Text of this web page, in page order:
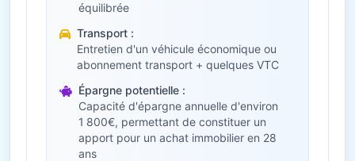
équilibrée
Transport :
Entretien d'un véhicule économique ou
abonnement transport + quelques VTC
Épargne potentielle :
Capacité d'épargne annuelle d'environ
1 800€, permettant de constituer un
apport pour un achat immobilier en 28
ans